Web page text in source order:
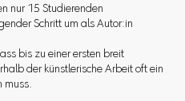
nur 15 Studierenden
Schritt um als Autor:in
bis zu einer ersten breit
der künstlerische Arbeit oft ein
muss.